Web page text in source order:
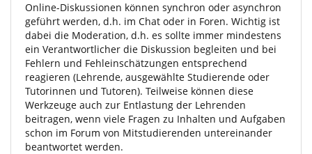
Online-Diskussionen können synchron oder asynchron
geführt werden, d.h. im Chat oder in Foren. Wichtig ist
dabei die Moderation, d.h. es sollte immer mindestens
ein Verantwortlicher die Diskussion begleiten und bei
Fehlern und Fehleinschätzungen entsprechend
reagieren (Lehrende, ausgewählte Studierende oder
Tutorinnen und Tutoren). Teilweise können diese
Werkzeuge auch zur Entlastung der Lehrenden
beitragen, wenn viele Fragen zu Inhalten und Aufgaben
schon im Forum von Mitstudierenden untereinander
beantwortet werden.